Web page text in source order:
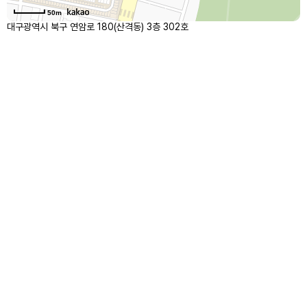
50m
대구광역시 북구 연암로 180(산격동) 3층 302호